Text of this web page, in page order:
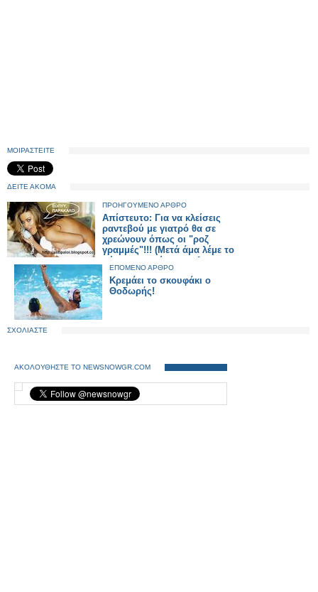
ΜΟΙΡΑΣΤΕΙΤΕ
ΔΕΙΤΕ ΑΚΟΜΑ
ΠΡΟΗΓΟΥΜΕΝΟ ΑΡΘΡΟ
Απίστευτο: Για να κλείσεις
ραντεβού με γιατρό θα σε
χρεώνουν όπως οι "ροζ
γραμμές"!!! (Μετά άμα λέμε το
σύστημα υγείας μπ...λο
έχουμε άδικο;)
ΕΠΟΜΕΝΟ ΑΡΘΡΟ
Κρεμάει το σκουφάκι ο
Θοδωρής!
ΣΧΟΛΙΑΣΤΕ
ΑΚΟΛΟΥΘΗΣΤΕ ΤΟ NEWSNOWGR.COM